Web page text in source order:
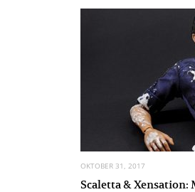
OKTOBER 31, 2017
Scaletta & Xensation: